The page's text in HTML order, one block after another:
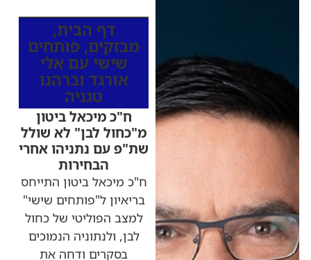
דף הבית,
מבזקים, פותחים
שישי עם אלי
אורגד וברהנו
טגניה
ח"כ מיכאל ביטון
מ"כחול לבן" לא שולל
שת"פ עם נתניהו אחרי
הבחירות
ח"כ מיכאל ביטון התייחס
בריאיון ל"פותחים שישי"
למצב הפוליטי של כחול
לבן, ולנתוניה הנמוכים
בסקרים ודחה את